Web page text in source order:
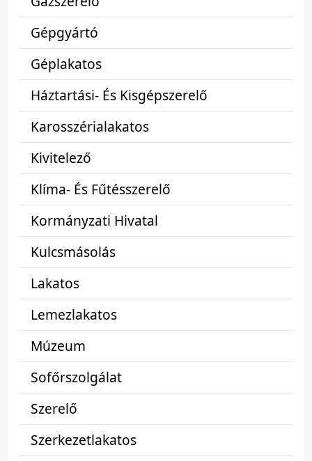
Gépgyártó
Géplakatos
Háztartási- És Kisgépszerelő
Karosszérialakatos
Kivitelező
Klíma- És Fűtésszerelő
Kormányzati Hivatal
Kulcsmásolás
Lakatos
Lemezlakatos
Múzeum
Sofőrszolgálat
Szerelő
Szerkezetlakatos